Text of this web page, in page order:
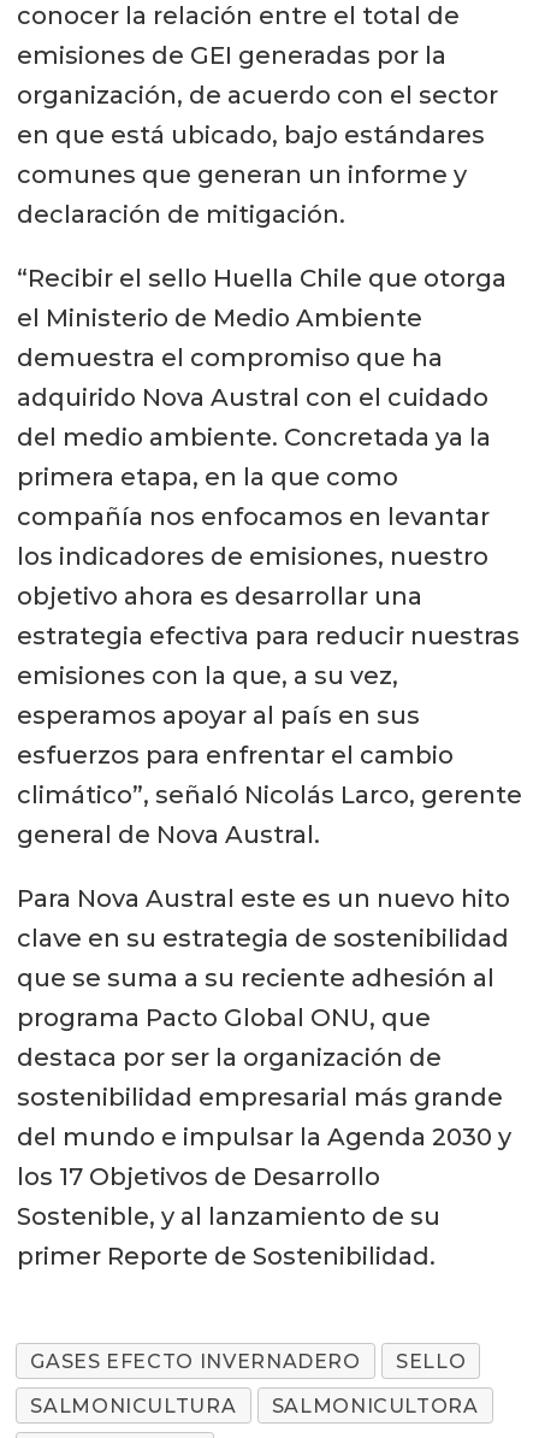
conocer la relación entre el total de
emisiones de GEI generadas por la
organización, de acuerdo con el sector
en que está ubicado, bajo estándares
comunes que generan un informe y
declaración de mitigación.
“Recibir el sello Huella Chile que otorga
el Ministerio de Medio Ambiente
demuestra el compromiso que ha
adquirido Nova Austral con el cuidado
del medio ambiente. Concretada ya la
primera etapa, en la que como
compañía nos enfocamos en levantar
los indicadores de emisiones, nuestro
objetivo ahora es desarrollar una
estrategia efectiva para reducir nuestras
emisiones con la que, a su vez,
esperamos apoyar al país en sus
esfuerzos para enfrentar el cambio
climático”, señaló Nicolás Larco, gerente
general de Nova Austral.
Para Nova Austral este es un nuevo hito
clave en su estrategia de sostenibilidad
que se suma a su reciente adhesión al
programa Pacto Global ONU, que
destaca por ser la organización de
sostenibilidad empresarial más grande
del mundo e impulsar la Agenda 2030 y
los 17 Objetivos de Desarrollo
Sostenible, y al lanzamiento de su
primer Reporte de Sostenibilidad.
GASES EFECTO INVERNADERO
SELLO
SALMONICULTURA
SALMONICULTORA